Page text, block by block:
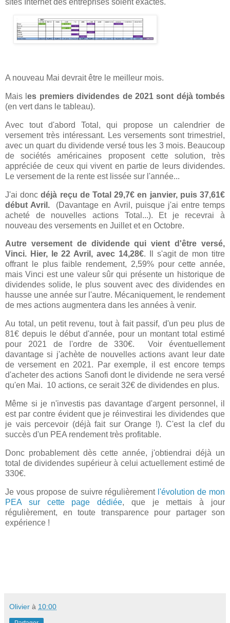
A nouveau Mai devrait être le meilleur mois.
Mais les premiers dividendes de 2021 sont déjà tombés
(en vert dans le tableau).
Avec tout d'abord Total, qui propose un calendrier de
versement très intéressant. Les versements sont trimestriel,
avec un quart du dividende versé tous les 3 mois. Beaucoup
de sociétés américaines proposent cette solution, très
appréciée de ceux qui vivent en partie de leurs dividendes.
Le versement de la rente est lissée sur l'année...
J'ai doncdéjà reçu de Total 29,7€ en janvier, puis 37,61€
début Avril. (Davantage en Avril, puisque j'ai entre temps
acheté de nouvelles actions Total...). Et je recevrai à
nouveau des versements en Juillet et en Octobre.
Autre versement de dividende qui vient d'être versé,
Vinci. Hier, le 22 Avril, avec 14,28€. Il s'agit de mon titre
offrant le plus faible rendement, 2,59% pour cette année,
mais Vinci est une valeur sûr qui présente un historique de
dividendes solide, le plus souvent avec des dividendes en
hausse une année sur l'autre. Mécaniquement, le rendement
de mes actions augmentera dans les années à venir.
Au total, un petit revenu, tout à fait passif, d'un peu plus de
81€ depuis le début d'année, pour un montant total estimé
pour 2021 de l'ordre de 330€. Voir éventuellement
davantage si j'achète de nouvelles actions avant leur date
de versement en 2021. Par exemple, il est encore temps
d'acheter des actions Sanofi dont le dividende ne sera versé
qu'en Mai. 10 actions, ce serait 32€ de dividendes en plus.
Même si je n'investis pas davantage d'argent personnel, il
est par contre évident que je réinvestirai les dividendes que
je vais percevoir (déjà fait sur Orange !). C'est la clef du
succès d'un PEA rendement très profitable.
Donc probablement dès cette année, j'obtiendrai déjà un
total de dividendes supérieur à celui actuellement estimé de
330€.
Je vous propose de suivre régulièrement l'évolution de mon
PEA sur cette page dédiée, que je mettais à jour
régulièrement, en toute transparence pour partager son
expérience !
Olivier à 10:00